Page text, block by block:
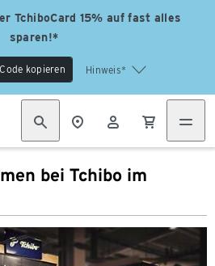
TchiboCard 15% auf fast alles
sparen!*
Code kopieren Hinweis*
bei Tchibo im